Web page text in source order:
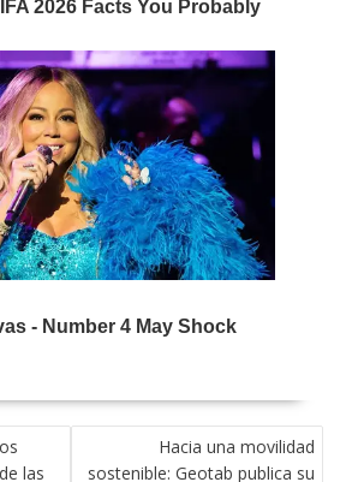
las
Hacia una movilidad
sostenible: Geotab publica su